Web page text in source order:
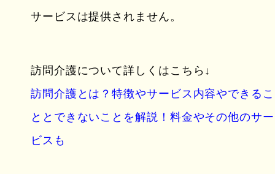
サービスは提供されません。
訪問介護について詳しくはこちら↓
訪問介護とは？特徴やサービス内容やできるこ
ととできないことを解説！料金やその他のサー
ビスも